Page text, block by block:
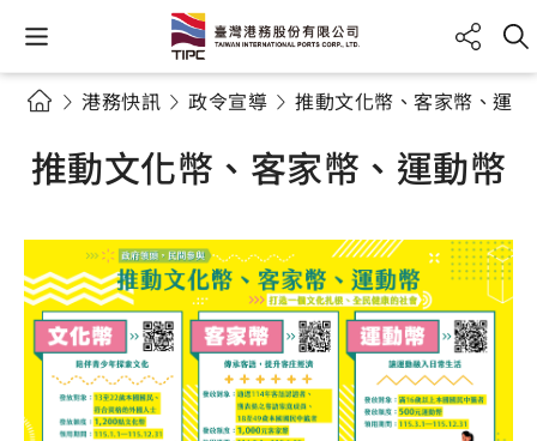
港務快訊 政令宣導 推動文化幣、客家幣、運
推動文化幣、客家幣、運動幣